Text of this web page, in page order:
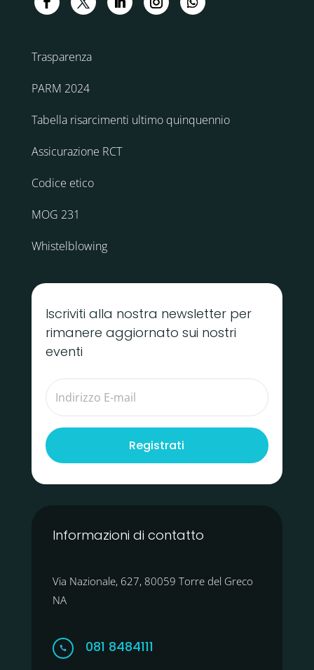
Trasparenza
PARM 2024
Tabella risarcimenti ultimo quinquennio
Assicurazione RCT
Codice etico
MOG 231
Whistelblowing
Iscriviti alla nostra newsletter per
rimanere aggiornato sui nostri
eventi
Registrati
Informazioni di contatto
Via Nazionale, 627, 80059 Torre del Greco
NA
 081 8484111